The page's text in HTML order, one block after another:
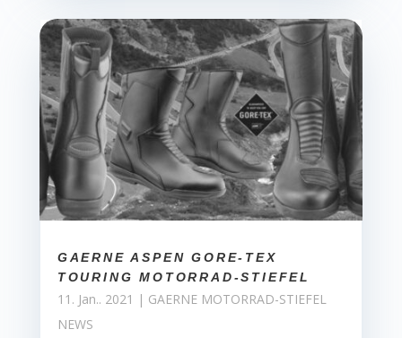
GAERNE ASPEN GORE-TEX
TOURING MOTORRAD-STIEFEL
11. Jan.. 2021 | GAERNE MOTORRAD-STIEFEL
NEWS